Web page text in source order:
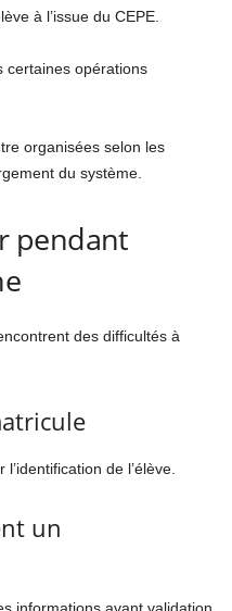
à l’issue du CEPE.
certaines opérations
organisées selon les
du système.
pendant
des difficultés à
de l’élève.
un